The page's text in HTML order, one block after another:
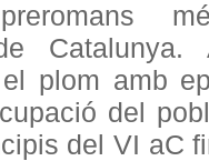
Catalunya.
plom amb
del
del VI aC